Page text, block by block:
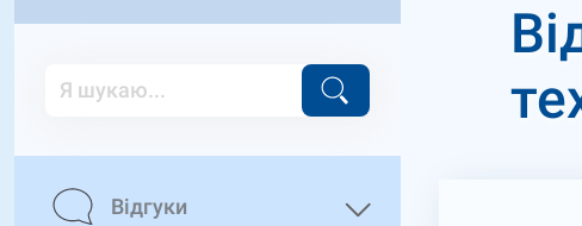
Відгуки